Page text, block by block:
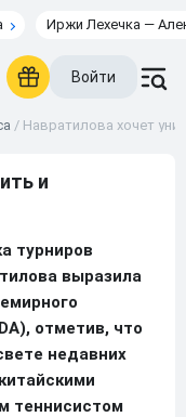
Иржи Лехечка —
Войти
/ Навратилова хочет
и
турниров
выразила
отметив, что
недавних
теннисистом